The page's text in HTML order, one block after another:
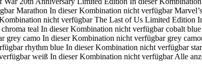
Marathon In dieser Kombination nicht verfügbar
nicht verfügbar The Last of Us Limited Edition
chroma teal In dieser Kombination nicht verfügbar cobalt blue
grey camo In dieser Kombination nicht verfügbar grey
rhythm blue In dieser Kombination nicht verfügbar
weiß In dieser Kombination nicht verfügbar Alle